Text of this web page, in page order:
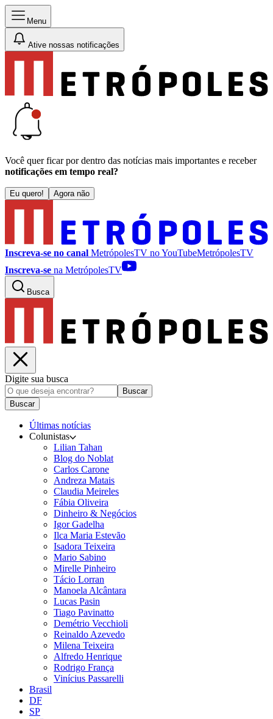
Menu
Ative nossas notificações
Você quer ficar por dentro das notícias mais importantes e receber
notificações em tempo real?
Eu quero! Agora não
Inscreva-se no canal MetrópolesTV noYouTubeMetrópolesTV
Inscreva-se na MetrópolesTV
Busca
Digite sua busca
Buscar
Buscar
Últimas notícias
Colunistas
Lilian Tahan
Blog do Noblat
Carlos Carone
Andreza Matais
Claudia Meireles
Fábia Oliveira
Dinheiro & Negócios
Igor Gadelha
Ilca Maria Estevão
Isadora Teixeira
Mario Sabino
Mirelle Pinheiro
Tácio Lorran
Manoela Alcântara
Lucas Pasin
Tiago Pavinatto
Demétrio Vecchioli
Reinaldo Azevedo
Milena Teixeira
Alfredo Henrique
Rodrigo França
Vinícius Passarelli
Brasil
DF
SP